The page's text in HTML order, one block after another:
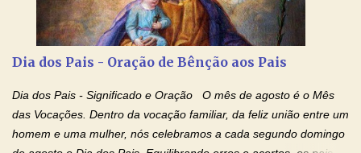
Poderoso, Criador do céu e da terra; e em Jesus Cristo, seu
único Filho, nosso Senhor; que foi concebido pelo poder do Espí­
rito Santo; nasceu da Virgem Maria, padeceu sob Pôncio Pilatos,
foi crucificado, morto e sepultado. Desceu à mansão dos mortos;
ressuscitou ao terceiro dia; subiu aos céus, está sentado à direita
de Deus Pai todo-poderoso, donde há de vir a julgar os v...
Dia dos Pais - Oração de Bênção aos Pais
Dia dos Pais - Significado e Oração O mês de agosto é o Mês
das Vocações. Dentro da vocação familiar, da feliz união entre um
homem e uma mulher, nós celebramos a cada segundo domingo